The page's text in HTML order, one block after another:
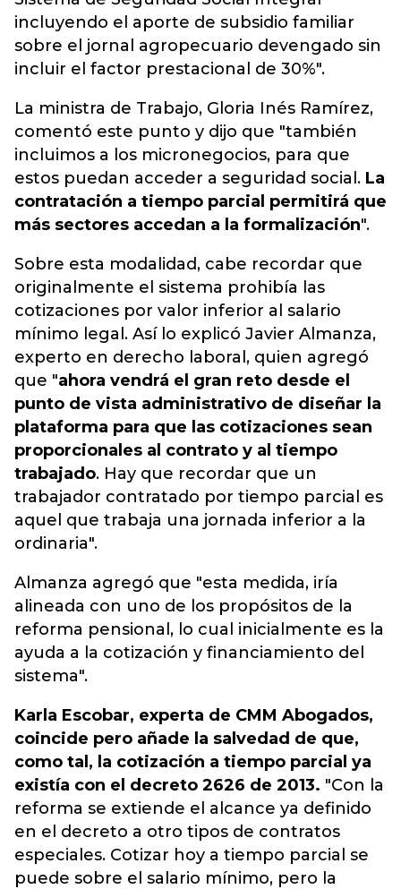
incluyendo el aporte de subsidio familiar
sobre el jornal agropecuario devengado sin
incluir el factor prestacional de 30%".
La ministra de Trabajo, Gloria Inés Ramírez,
comentó este punto y dijo que "también
incluimos a los micronegocios, para que
estos puedan acceder a seguridad social. La
contratación a tiempo parcial permitirá que
más sectores accedan a la formalización".
Sobre esta modalidad, cabe recordar que
originalmente el sistema prohibía las
cotizaciones por valor inferior al salario
mínimo legal. Así lo explicó Javier Almanza,
experto en derecho laboral, quien agregó
que "ahora vendrá el gran reto desde el
punto de vista administrativo de diseñar la
plataforma para que las cotizaciones sean
proporcionales al contrato y al tiempo
trabajado. Hay que recordar que un
trabajador contratado por tiempo parcial es
aquel que trabaja una jornada inferior a la
ordinaria".
Almanza agregó que "esta medida, iría
alineada con uno de los propósitos de la
reforma pensional, lo cual inicialmente es la
ayuda a la cotización y financiamiento del
sistema".
Karla Escobar, experta de CMM Abogados,
coincide pero añade la salvedad de que,
como tal, la cotización a tiempo parcial ya
existía con el decreto 2626 de 2013. "Con la
reforma se extiende el alcance ya definido
en el decreto a otro tipos de contratos
especiales. Cotizar hoy a tiempo parcial se
puede sobre el salario mínimo, pero la